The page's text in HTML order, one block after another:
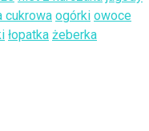
cukrowa ogórki owoce
łopatka żeberka